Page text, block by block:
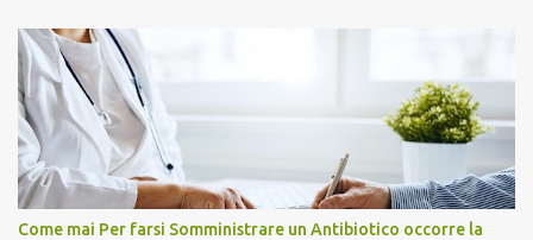
Come mai Per farsi Somministrare un Antibiotico occorre la